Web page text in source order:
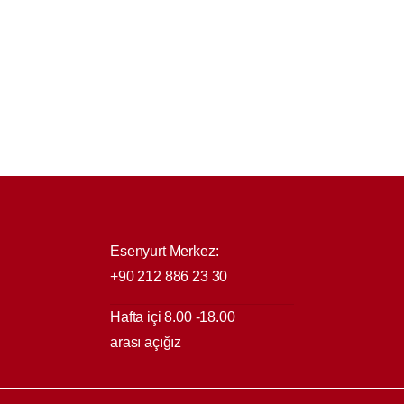
Esenyurt Merkez:
+90 212 886 23 30
Hafta içi 8.00 -18.00
arası açığız